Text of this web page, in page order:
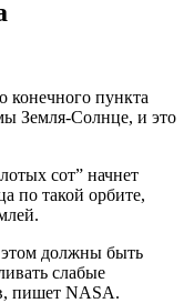
конечного пункта
Земля-Солнце, и это
сот” начнет
по такой орбите,
должны быть
слабые
пишет NASA.